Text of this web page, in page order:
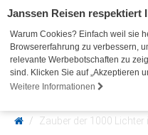
Janssen Reisen respektiert
Warum Cookies? Einfach weil sie
Browsererfahrung zu verbessern,
relevante Werbebotschaften zu
sind. Klicken Sie auf „Akzeptieren
Weitere Informationen
Zauber der 1000 Lichter